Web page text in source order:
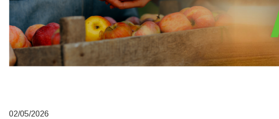
02/05/2026